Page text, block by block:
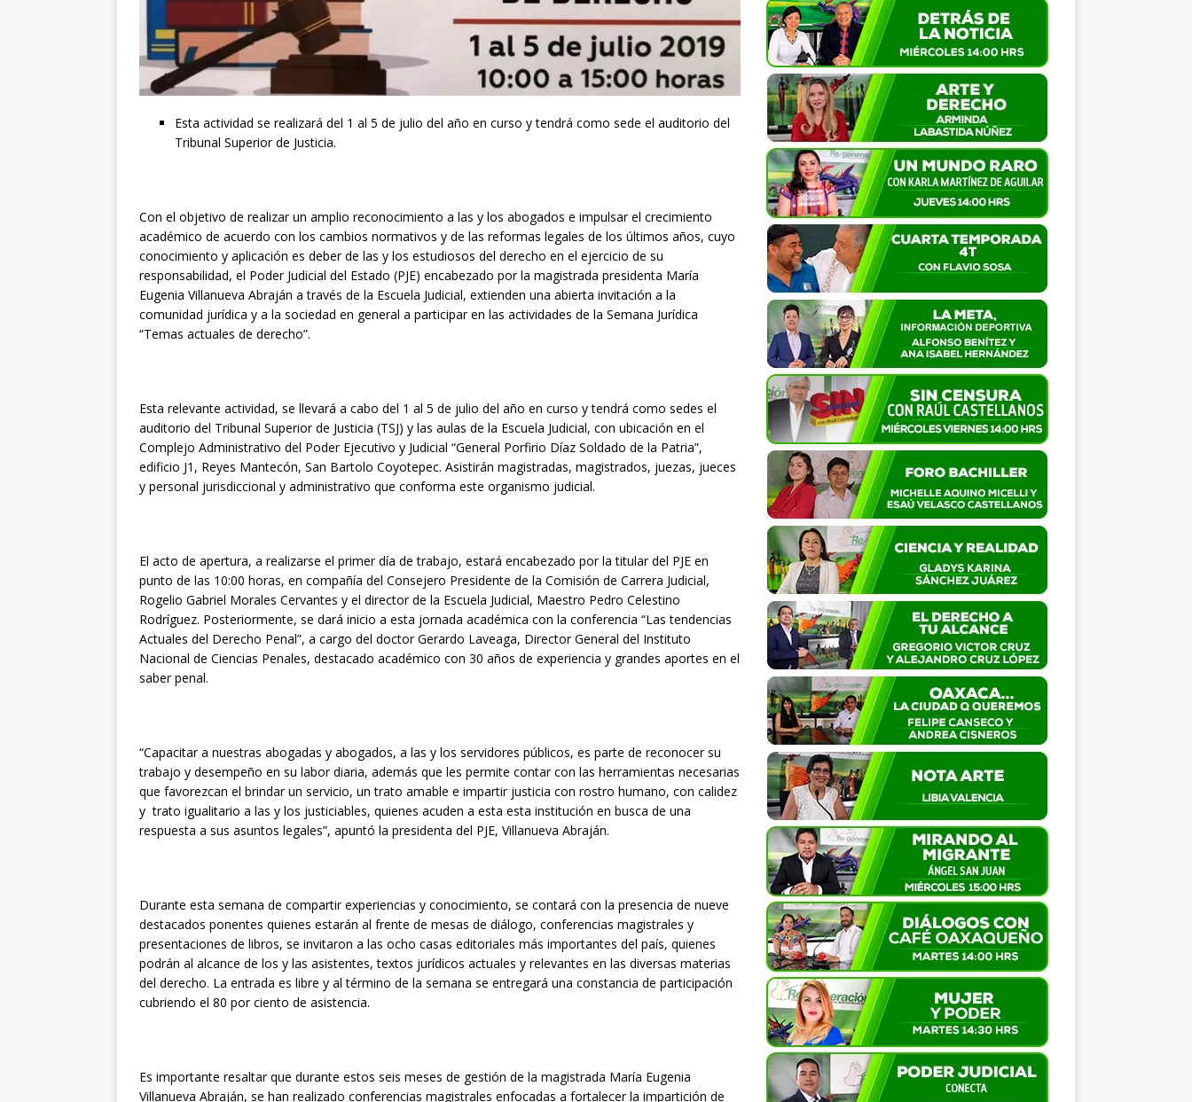
Esta actividad se realizará del 1 al 5 de julio del año en curso y tendrá como sede el auditorio del
Tribunal Superior de Justicia.
Con el objetivo de realizar un amplio reconocimiento a las y los abogados e impulsar el crecimiento
académico de acuerdo con los cambios normativos y de las reformas legales de los últimos años, cuyo
conocimiento y aplicación es deber de las y los estudiosos del derecho en el ejercicio de su
responsabilidad, el Poder Judicial del Estado (PJE) encabezado por la magistrada presidenta María
Eugenia Villanueva Abraján a través de la Escuela Judicial, extienden una abierta invitación a la
comunidad jurídica y a la sociedad en general a participar en las actividades de la Semana Jurídica
“Temas actuales de derecho”.
Esta relevante actividad, se llevará a cabo del 1 al 5 de julio del año en curso y tendrá como sedes el
auditorio del Tribunal Superior de Justicia (TSJ) y las aulas de la Escuela Judicial, con ubicación en el
Complejo Administrativo del Poder Ejecutivo y Judicial “General Porfirio Díaz Soldado de la Patria”,
edificio J1, Reyes Mantecón, San Bartolo Coyotepec. Asistirán magistradas, magistrados, juezas, jueces
y personal jurisdiccional y administrativo que conforma este organismo judicial.
El acto de apertura, a realizarse el primer día de trabajo, estará encabezado por la titular del PJE en
punto de las 10:00 horas, en compañía del Consejero Presidente de la Comisión de Carrera Judicial,
Rogelio Gabriel Morales Cervantes y el director de la Escuela Judicial, Maestro Pedro Celestino
Rodríguez. Posteriormente, se dará inicio a esta jornada académica con la conferencia “Las tendencias
Actuales del Derecho Penal”, a cargo del doctor Gerardo Laveaga, Director General del Instituto
Nacional de Ciencias Penales, destacado académico con 30 años de experiencia y grandes aportes en el
saber penal.
“Capacitar a nuestras abogadas y abogados, a las y los servidores públicos, es parte de reconocer su
trabajo y desempeño en su labor diaria, además que les permite contar con las herramientas necesarias
que favorezcan el brindar un servicio, un trato amable e impartir justicia con rostro humano, con calidez
y trato igualitario a las y los justiciables, quienes acuden a esta esta institución en busca de una
respuesta a sus asuntos legales”, apuntó la presidenta del PJE, Villanueva Abraján.
Durante esta semana de compartir experiencias y conocimiento, se contará con la presencia de nueve
destacados ponentes quienes estarán al frente de mesas de diálogo, conferencias magistrales y
presentaciones de libros, se invitaron a las ocho casas editoriales más importantes del país, quienes
podrán al alcance de los y las asistentes, textos jurídicos actuales y relevantes en las diversas materias
del derecho. La entrada es libre y al término de la semana se entregará una constancia de participación
cubriendo el 80 por ciento de asistencia.
Es importante resaltar que durante estos seis meses de gestión de la magistrada María Eugenia
Villanueva Abraján, se han realizado conferencias magistrales enfocadas a fortalecer la impartición de